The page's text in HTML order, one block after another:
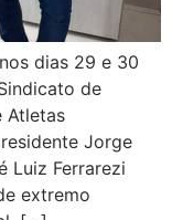
dias 29 e 30
de
Atletas
Jorge
Luiz Ferrarezi
extremo